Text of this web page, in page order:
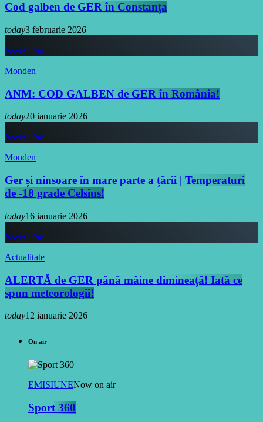
Cod galben de GER în Constanța
today3 februarie 2026
insert_link
Monden
ANM: COD GALBEN de GER în România!
today20 ianuarie 2026
insert_link
Monden
Ger și ninsoare în mare parte a țării | Temperaturi
de -18 grade Celsius!
today16 ianuarie 2026
insert_link
Actualitate
ALERTĂ de GER până mâine dimineață! Iată ce
spun meteorologii!
today12 ianuarie 2026
On air
EMISIUNENow on air
Sport 360